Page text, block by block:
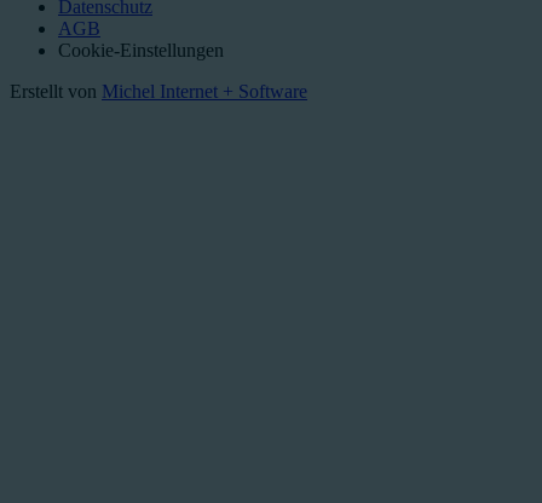
Datenschutz
AGB
Cookie-Einstellungen
Erstellt von Michel Internet + Software